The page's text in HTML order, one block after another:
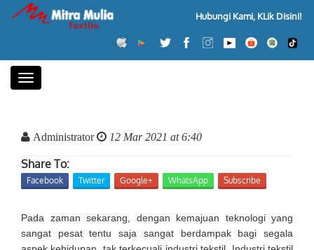
Hubungi Kami, KLik Disini!
Toggle
Administrator 12 Mar 2021 at 6:40
Share To:
Facebook Twitter Google+ WhatsApp Subscribe
Pada zaman sekarang, dengan kemajuan teknologi yang
sangat pesat tentu saja sangat berdampak bagi segala